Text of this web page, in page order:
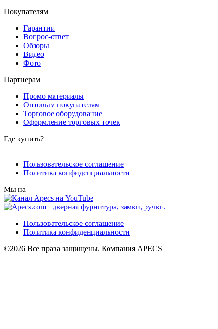
Покупателям
Гарантии
Вопрос-ответ
Обзоры
Видео
Фото
Партнерам
Промо материалы
Оптовым покупателям
Торговое оборудование
Оформление торговых точек
Где купить?
Пользовательское соглашение
Политика конфиденциальности
Мы на
Пользовательское соглашение
Политика конфиденциальности
©2026 Все права защищены. Компания APECS